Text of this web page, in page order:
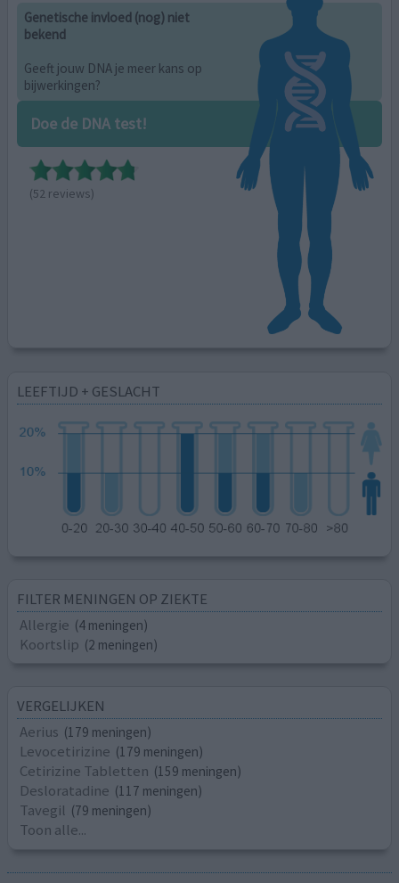
Genetische invloed (nog) niet
bekend
Geeft jouw DNA je meer kans op
bijwerkingen?
Doe de DNA test!
(52 reviews)
LEEFTIJD + GESLACHT
FILTER MENINGEN OP ZIEKTE
Allergie (4 meningen)
Koortslip (2 meningen)
VERGELIJKEN
Aerius (179 meningen)
Levocetirizine (179 meningen)
Cetirizine Tabletten (159 meningen)
Desloratadine (117 meningen)
Tavegil (79 meningen)
Toon alle...